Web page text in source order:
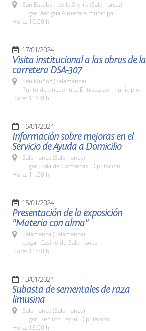
San Esteban de la Sierra (Salamanca)
Lugar: Antigua Almazara municipal
Hora: 10:00 h.
17/01/2024
Visita institucional a las obras de la
carretera DSA-307
San Muñoz (Salamanca)
Punto de encuentro: Entrada del municipio
Hora: 11:00 h.
16/01/2024
Información sobre mejoras en el
Servicio de Ayuda a Domicilio
Salamanca (Salamanca)
Lugar: Sala de Comarcas. Diputación
Hora: 11:00 h.
15/01/2024
Presentación de la exposición
"Materia con alma"
Salamanca (Salamanca)
Lugar: Casino de Salamanca
Hora: 11:30 h.
13/01/2024
Subasta de sementales de raza
limusina
Salamanca (Salamanca)
Lugar: Recinto Ferial. Diputación
Hora: 13:00 h.